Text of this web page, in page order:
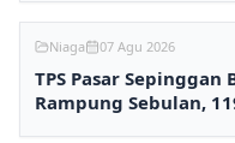
Niaga 07 Agu 2026
TPS Pasar
Rampung Sebulan,